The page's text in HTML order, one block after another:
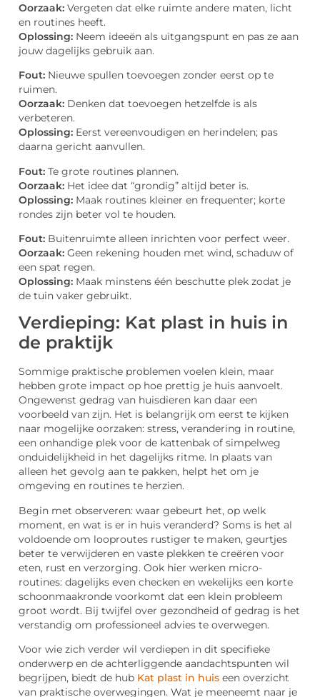
Oorzaak: Vergeten dat elke ruimte andere maten, licht
en routines heeft.
Oplossing: Neem ideeën als uitgangspunt en pas ze aan
jouw dagelijks gebruik aan.
Fout: Nieuwe spullen toevoegen zonder eerst op te
ruimen.
Oorzaak: Denken dat toevoegen hetzelfde is als
verbeteren.
Oplossing: Eerst vereenvoudigen en herindelen; pas
daarna gericht aanvullen.
Fout: Te grote routines plannen.
Oorzaak: Het idee dat “grondig” altijd beter is.
Oplossing: Maak routines kleiner en frequenter; korte
rondes zijn beter vol te houden.
Fout: Buitenruimte alleen inrichten voor perfect weer.
Oorzaak: Geen rekening houden met wind, schaduw of
een spat regen.
Oplossing: Maak minstens één beschutte plek zodat je
de tuin vaker gebruikt.
Verdieping: Kat plast in huis in
de praktijk
Sommige praktische problemen voelen klein, maar
hebben grote impact op hoe prettig je huis aanvoelt.
Ongewenst gedrag van huisdieren kan daar een
voorbeeld van zijn. Het is belangrijk om eerst te kijken
naar mogelijke oorzaken: stress, verandering in routine,
een onhandige plek voor de kattenbak of simpelweg
onduidelijkheid in het dagelijks ritme. In plaats van
alleen het gevolg aan te pakken, helpt het om je
omgeving en routines te herzien.
Begin met observeren: waar gebeurt het, op welk
moment, en wat is er in huis veranderd? Soms is het al
voldoende om looproutes rustiger te maken, geurtjes
beter te verwijderen en vaste plekken te creëren voor
eten, rust en verzorging. Ook hier werken micro-
routines: dagelijks even checken en wekelijks een korte
schoonmaakronde voorkomt dat een klein probleem
groot wordt. Bij twijfel over gezondheid of gedrag is het
verstandig om professioneel advies te overwegen.
Voor wie zich verder wil verdiepen in dit specifieke
onderwerp en de achterliggende aandachtspunten wil
begrijpen, biedt de hub Kat plast in huis een overzicht
van praktische overwegingen. Wat je meeneemt naar je